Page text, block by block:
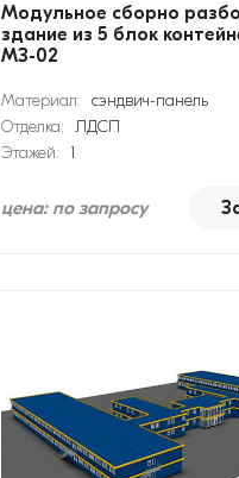
Модульное сборно
здание из 5 блок
МЗ-02
Материал:
сэндвич-панель
Отделка:
ЛДСП
Этажей:
1
цена: по запросу